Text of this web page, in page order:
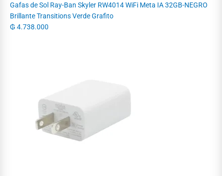
Gafas de Sol Ray-Ban Skyler RW4014 WiFi Meta IA 32GB-NEGRO
Brillante Transitions Verde Grafito
₲ 4.738.000